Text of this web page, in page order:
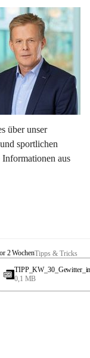
über unser
sportlichen
aus
2 WochenTipps & Tricks
0,1 MB